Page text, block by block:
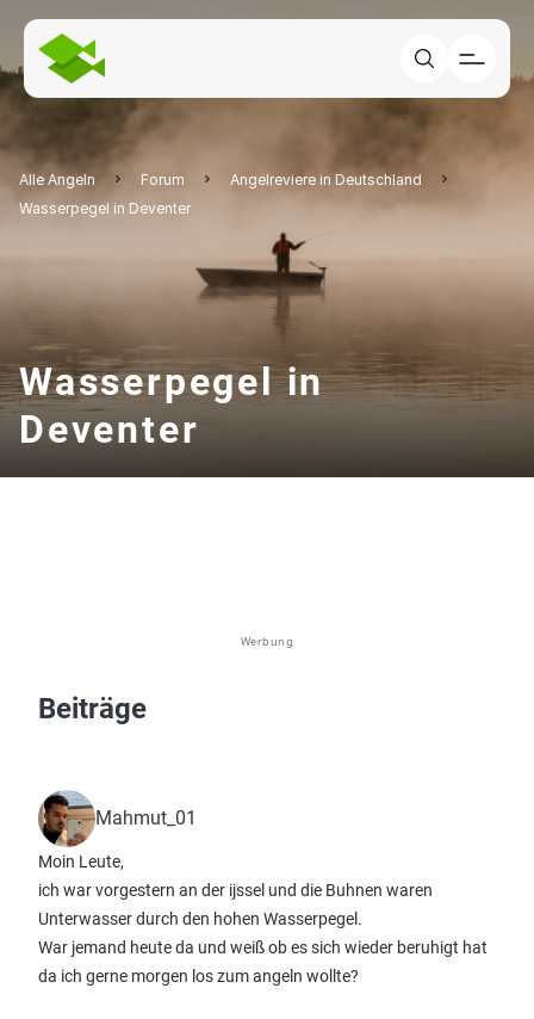
Alle Angeln Forum
Angelreviere in Deutschland
Wasserpegel in Deventer
Wasserpegel in
Deventer
Werbung
Beiträge
Mahmut_01
Moin Leute,
ich war vorgestern an der ijssel und die Buhnen waren
Unterwasser durch den hohen Wasserpegel.
War jemand heute da und weiß ob es sich wieder beruhigt hat
da ich gerne morgen los zum angeln wollte?